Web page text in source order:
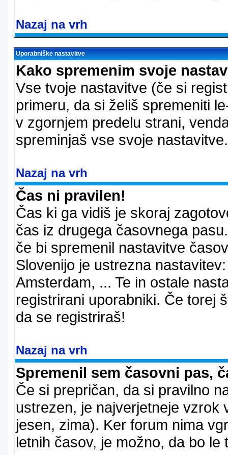
Nazaj na vrh
Uporabniške nastavitve
Kako spremenim svoje
Vse tvoje nastavitve (če si
primeru, da si želiš spremeniti
v zgornjem predelu strani,
spreminjaš vse svoje nastavitve.
Nazaj na vrh
Čas ni pravilen!
Čas ki ga vidiš je skoraj
čas iz drugega časovnega
če bi spremenil nastavitve
Slovenijo je ustrezna
Amsterdam, ... Te in ostale
registrirani uporabniki. Če torej
da se registriraš!
Nazaj na vrh
Spremenil sem časovni pas,
Če si prepričan, da si pravilno
ustrezen, je najverjetneje vzrok
jesen, zima). Ker forum nima
letnih časov, je možno, da bo le